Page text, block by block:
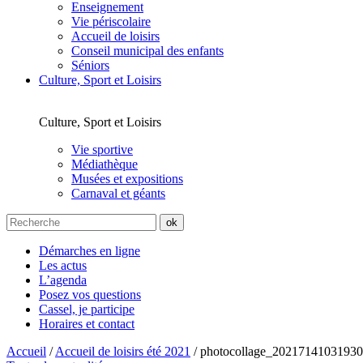
Enseignement
Vie périscolaire
Accueil de loisirs
Conseil municipal des enfants
Séniors
Culture, Sport et Loisirs
Culture, Sport et Loisirs
Vie sportive
Médiathèque
Musées et expositions
Carnaval et géants
Démarches en ligne
Les actus
L’agenda
Posez vos questions
Cassel, je participe
Horaires et contact
Accueil /Accueil de loisirs été 2021 /